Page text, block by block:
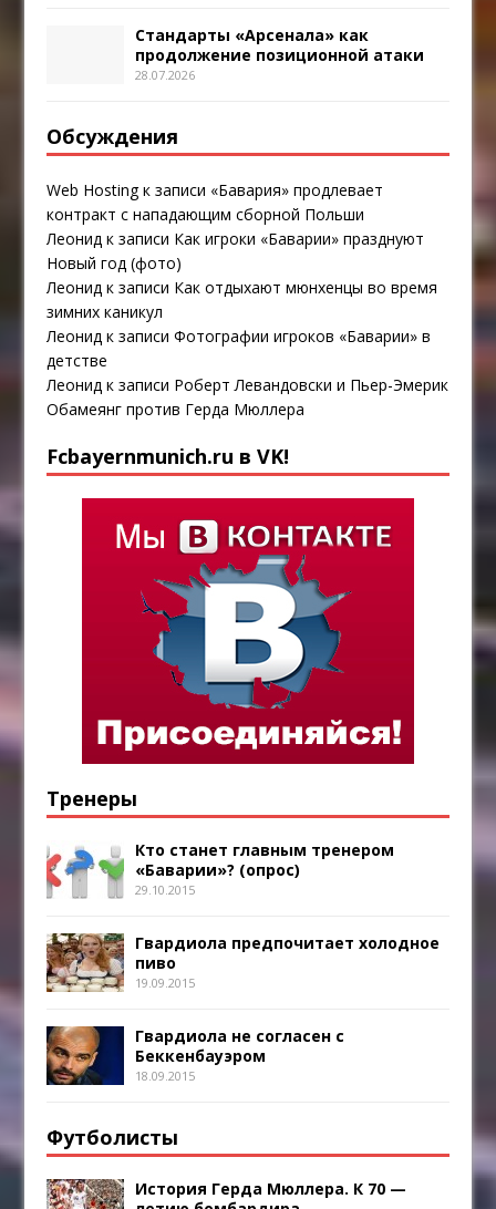
Стандарты «Арсенала» как
продолжение позиционной атаки
28.07.2026
Обсуждения
Web Hostingк записи «Бавария» продлевает
контракт с нападающим сборной Польши
Леонид к записи Как игроки «Баварии» празднуют
Новый год (фото)
Леонид к записи Как отдыхают мюнхенцы во время
зимних каникул
Леонид к записиФотографии игроков «Баварии» в
детстве
Леонид к записи Роберт Левандовски и Пьер-Эмерик
Обамеянг против Герда Мюллера
Fcbayernmunich.ru в VK!
Тренеры
Кто станет главным тренером
«Баварии»? (опрос)
29.10.2015
Гвардиола предпочитает холодное
пиво
19.09.2015
Гвардиола не согласен с
Беккенбауэром
18.09.2015
Футболисты
История Герда Мюллера. К 70 —